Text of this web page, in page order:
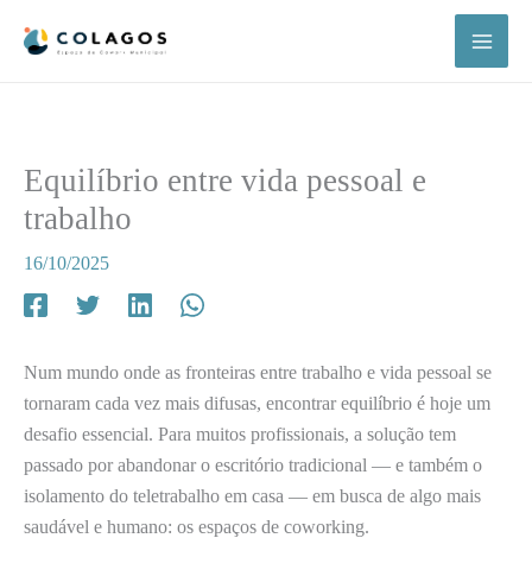
Equilíbrio entre vida pessoal e
trabalho
16/10/2025
Num mundo onde as fronteiras entre trabalho e vida pessoal se
tornaram cada vez mais difusas, encontrar equilíbrio é hoje um
desafio essencial. Para muitos profissionais, a solução tem
passado por abandonar o escritório tradicional — e também o
isolamento do teletrabalho em casa — em busca de algo mais
saudável e humano: os espaços de coworking.